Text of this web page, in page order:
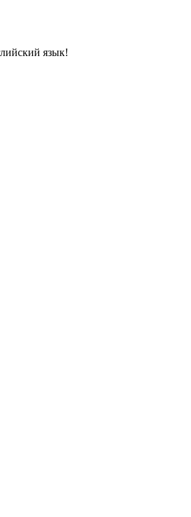
язык!